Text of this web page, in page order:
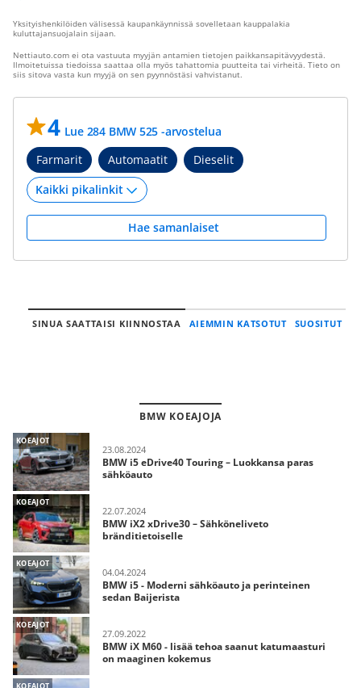
Yksityishenkilöiden välisessä kaupankäynnissä sovelletaan kauppalakia
kuluttajansuojalain sijaan.
Nettiauto.com ei ota vastuuta myyjän antamien tietojen paikkansapitävyydestä.
Ilmoitetuissa tiedoissa saattaa olla myös tahattomia puutteita tai virheitä. Tieto on
siis sitova vasta kun myyjä on sen pyynnöstäsi vahvistanut.
4 Lue 284 BMW 525 -arvostelua
Farmarit
Automaatit Dieselit
Hae samanlaiset
SINUA SAATTAISI KIINNOSTAA AIEMMIN KATSOTUT SUOSITUT
BMW KOEAJOJA
KOEAJOT
23.08.2024
BMW i5 eDrive40 Touring – Luokkansa paras
sähköauto
KOEAJOT
22.07.2024
BMW iX2 xDrive30 – Sähköneliveto
bränditietoiselle
KOEAJOT
04.04.2024
BMW i5 - Moderni sähköauto ja perinteinen
sedan Baijerista
KOEAJOT
27.09.2022
BMW iX M60 - lisää tehoa saanut katumaasturi
on maaginen kokemus